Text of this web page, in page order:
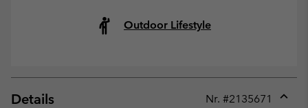
Outdoor Lifestyle
Details Nr. #2135671